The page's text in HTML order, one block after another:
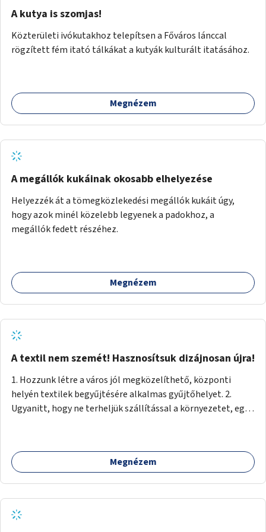
A kutya is szomjas!
Közterületi ivókutakhoz telepítsen a Főváros lánccal
rögzített fém itató tálkákat a kutyák kulturált itatásához.
Megnézem
A megállók kukáinak okosabb elhelyezése
Helyezzék át a tömegközlekedési megállók kukáit úgy,
hogy azok minél közelebb legyenek a padokhoz, a
megállók fedett részéhez.
Megnézem
A textil nem szemét! Hasznosítsuk dizájnosan újra!
1. Hozzunk létre a város jól megközelíthető, központi
helyén textilek begyűjtésére alkalmas gyűjtőhelyet. 2.
Ugyanitt, hogy ne terheljük szállítással a környezetet, egy
Ugyanitt egy utcára nyíló bemutatótermet és üzletet, ahol
az elkészült termékek megnézhetők, megvásárolhatók.
még használható darabokat értékesíteni lehet az
üzletben.) 3. A textilek darabolása kisebb-nagyobb
Megnézem